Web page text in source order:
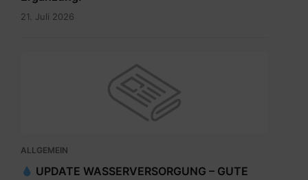
21. Juli 2026
ALLGEMEIN
UPDATE WASSERVERSORGUNG – GUTE